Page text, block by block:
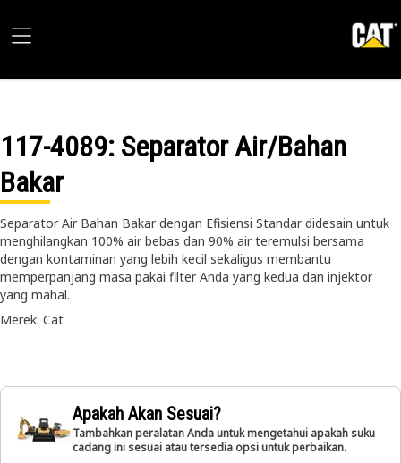
117-4089: Separator Air/Bahan
Bakar
Separator Air Bahan Bakar dengan Efisiensi Standar didesain untuk
menghilangkan 100% air bebas dan 90% air teremulsi bersama
dengan kontaminan yang lebih kecil sekaligus membantu
memperpanjang masa pakai filter Anda yang kedua dan injektor
yang mahal.
Merek: Cat
Apakah Akan Sesuai?
Tambahkan peralatan Anda untuk mengetahui apakah suku
cadang ini sesuai atau tersedia opsi untuk perbaikan.